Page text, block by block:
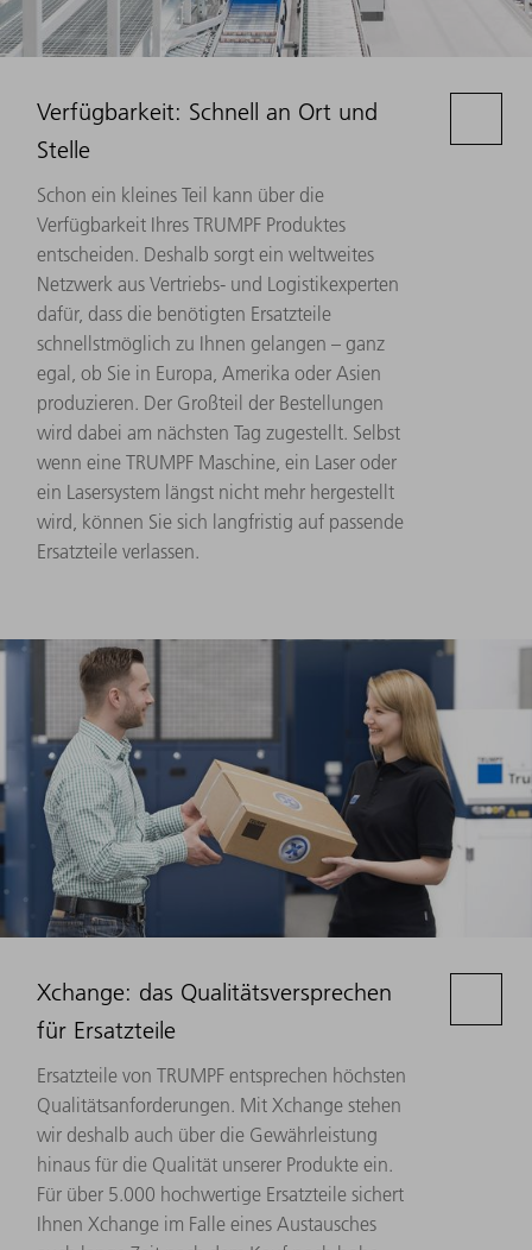
Verfügbarkeit: Schnell an Ort und
Stelle
Schon ein kleines Teil kann über die
Verfügbarkeit Ihres TRUMPF Produktes
entscheiden. Deshalb sorgt ein weltweites
Netzwerk aus Vertriebs- und Logistikexperten
dafür, dass die benötigten Ersatzteile
schnellstmöglich zu Ihnen gelangen – ganz
egal, ob Sie in Europa, Amerika oder Asien
produzieren. Der Großteil der Bestellungen
wird dabei am nächsten Tag zugestellt. Selbst
wenn eine TRUMPF Maschine, ein Laser oder
ein Lasersystem längst nicht mehr hergestellt
wird, können Sie sich langfristig auf passende
Ersatzteile verlassen.
Xchange: das Qualitätsversprechen
für Ersatzteile
Ersatzteile von TRUMPF entsprechen höchsten
Qualitätsanforderungen. Mit Xchange stehen
wir deshalb auch über die Gewährleistung
hinaus für die Qualität unserer Produkte ein.
Für über 5.000 hochwertige Ersatzteile sichert
Ihnen Xchange im Falle eines Austausches